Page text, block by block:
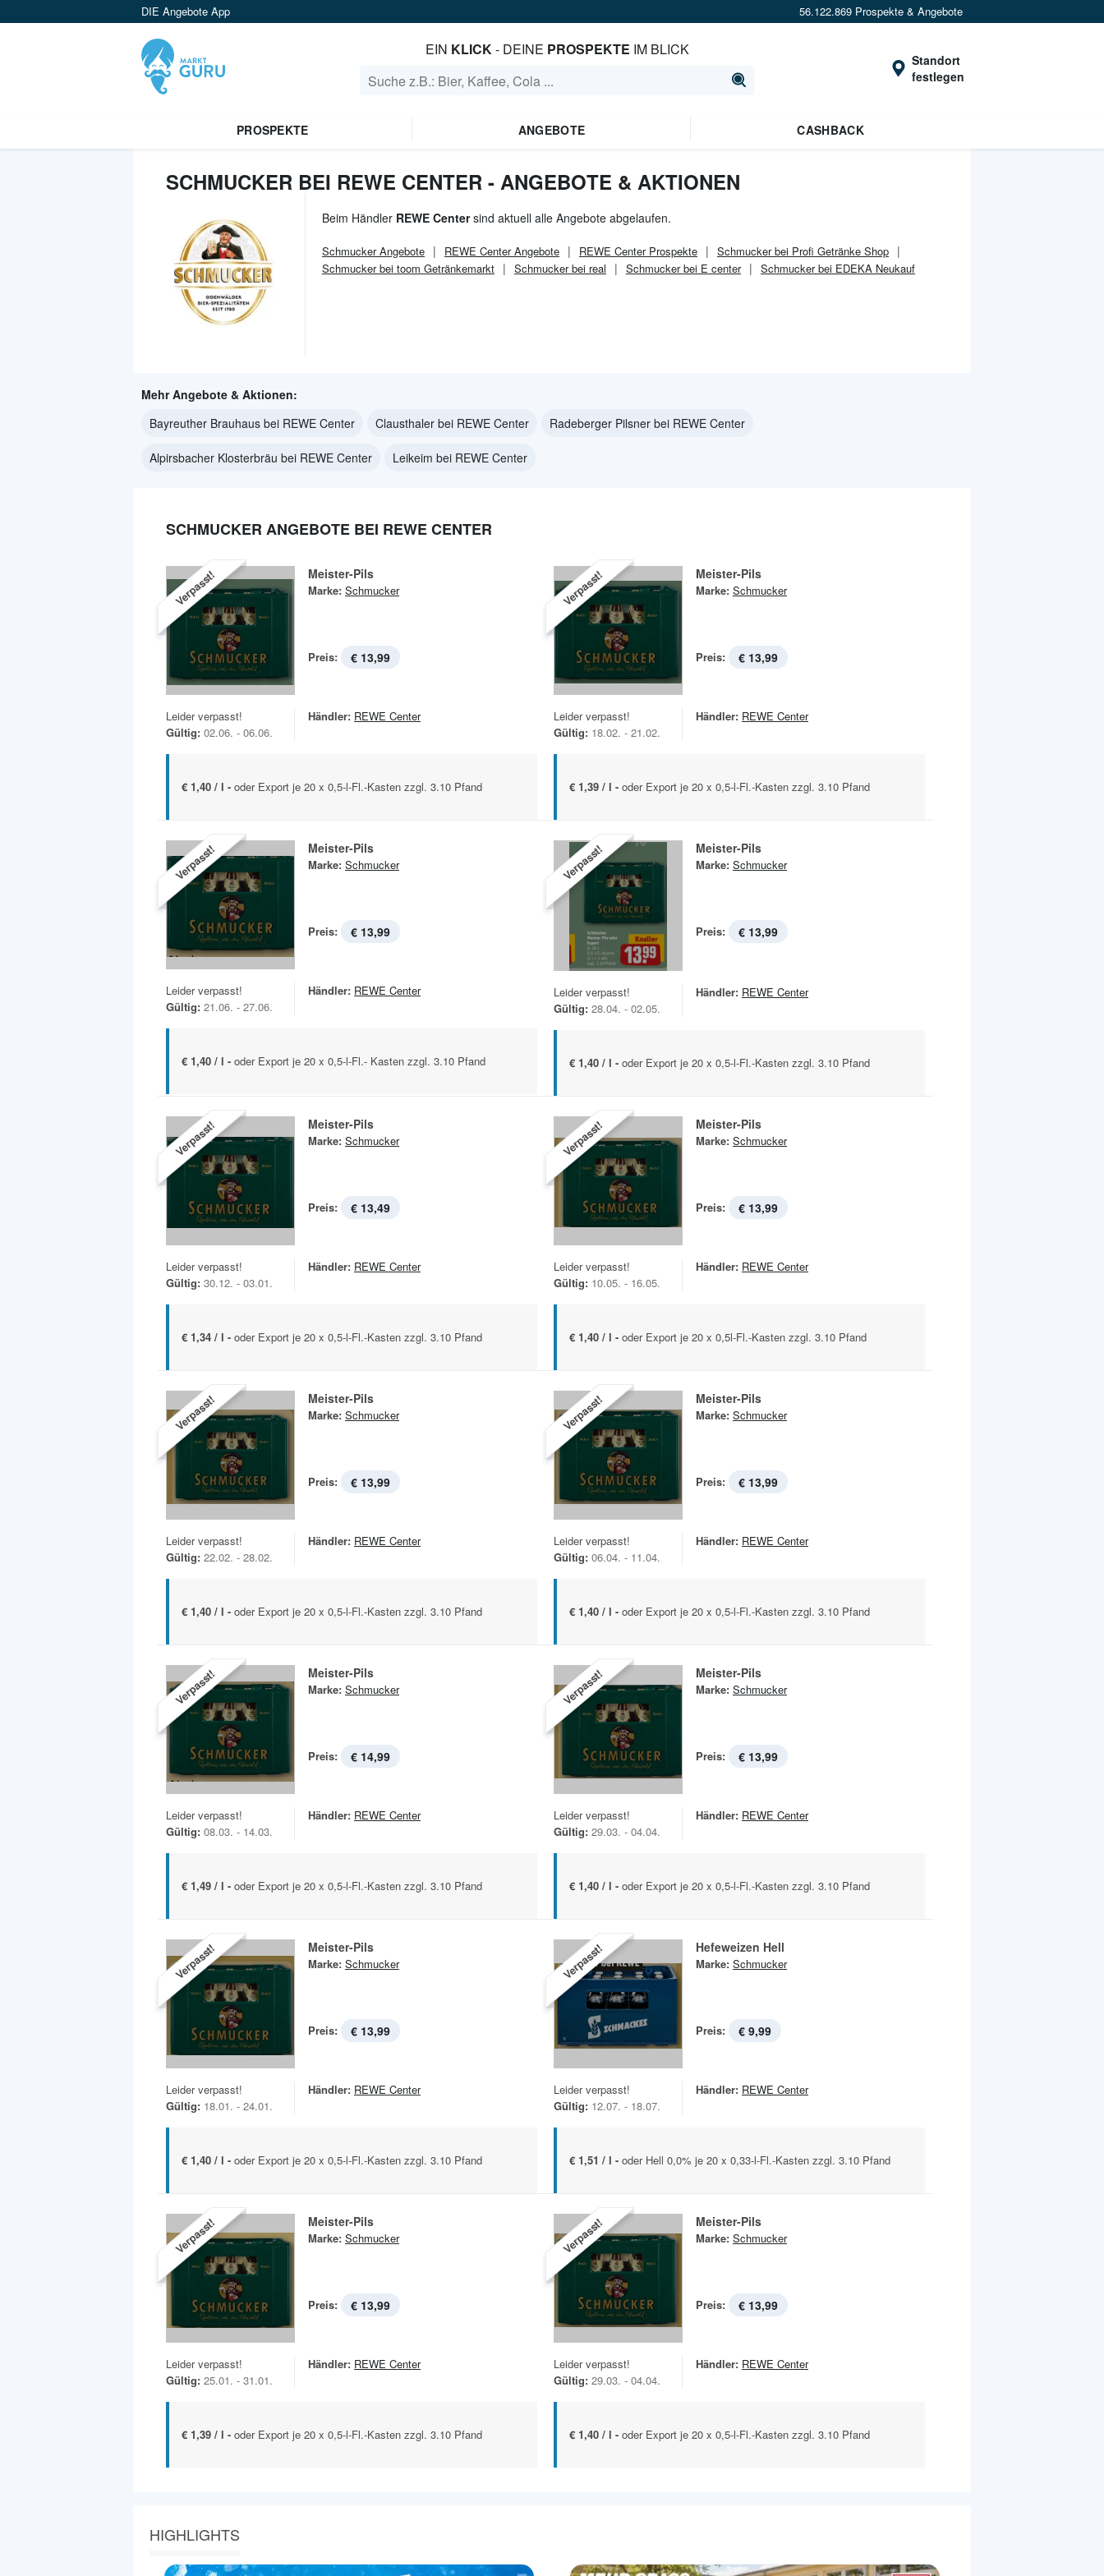
DIE Angebote App 56.122.869 Prospekte & Angebote
EIN KLICK- DEINE PROSPEKTE IM BLICK
Standort
festlegen
PROSPEKTE ANGEBOTE CASHBACK
SCHMUCKER BEI REWE CENTER - ANGEBOTE & AKTIONEN
Beim Händler REWE Centersind aktuell alle Angebote abgelaufen.
SchmuckerAngebote REWE CenterAngebote REWE CenterProspekte
Schmucker bei Profi Getränke Shop
Schmucker bei toom Getränkemarkt
Schmucker bei real Schmucker bei E center Schmucker bei EDEKA Neukauf
Mehr Angebote & Aktionen:
Bayreuther Brauhaus bei REWE Center
Clausthaler bei REWE Center Radeberger Pilsner bei REWE Center
Alpirsbacher Klosterbräu bei REWE Center Leikeim bei REWE Center
SCHMUCKER ANGEBOTE BEI REWE CENTER
Verpasst! Meister-Pils
Marke: Schmucker
Preis: € 13,99
Leider verpasst!
Gültig: 02.06. - 06.06.
Händler: REWE Center
€ 1,40 / l - oder Export je 20 x 0,5-l-Fl.-Kasten zzgl. 3.10 Pfand
Verpasst! Meister-Pils
Marke: Schmucker
Preis: € 13,99
Leider verpasst!
Gültig: 18.02. - 21.02.
Händler: REWE Center
€ 1,39 / l - oder Export je 20 x 0,5-l-Fl.-Kasten zzgl. 3.10 Pfand
Verpasst! Meister-Pils
Marke: Schmucker
Preis: € 13,99
Leider verpasst!
Gültig: 21.06. - 27.06.
Händler: REWE Center
€ 1,40 / l - oder Export je 20 x 0,5-l-Fl.- Kasten zzgl. 3.10 Pfand
Verpasst! Meister-Pils
Marke: Schmucker
Preis: € 13,99
Leider verpasst!
Gültig: 28.04. - 02.05.
Händler: REWE Center
€ 1,40 / l - oder Export je 20 x 0,5-l-Fl.-Kasten zzgl. 3.10 Pfand
Verpasst! Meister-Pils
Marke: Schmucker
Preis: € 13,49
Leider verpasst!
Gültig: 30.12. - 03.01.
Händler: REWE Center
€ 1,34 / l - oder Export je 20 x 0,5-l-Fl.-Kasten zzgl. 3.10 Pfand
Verpasst! Meister-Pils
Marke: Schmucker
Preis: € 13,99
Leider verpasst!
Gültig: 10.05. - 16.05.
Händler: REWE Center
€ 1,40 / l - oder Export je 20 x 0,5l-Fl.-Kasten zzgl. 3.10 Pfand
Verpasst! Meister-Pils
Marke: Schmucker
Preis: € 13,99
Leider verpasst!
Gültig: 22.02. - 28.02.
Händler: REWE Center
€ 1,40 / l - oder Export je 20 x 0,5-l-Fl.-Kasten zzgl. 3.10 Pfand
Verpasst! Meister-Pils
Marke: Schmucker
Preis: € 13,99
Leider verpasst!
Gültig: 06.04. - 11.04.
Händler: REWE Center
€ 1,40 / l - oder Export je 20 x 0,5-l-Fl.-Kasten zzgl. 3.10 Pfand
Verpasst! Meister-Pils
Marke: Schmucker
Preis: € 14,99
Leider verpasst!
Gültig: 08.03. - 14.03.
Händler: REWE Center
€ 1,49 / l - oder Export je 20 x 0,5-l-Fl.-Kasten zzgl. 3.10 Pfand
Verpasst! Meister-Pils
Marke: Schmucker
Preis: € 13,99
Leider verpasst!
Gültig: 29.03. - 04.04.
Händler: REWE Center
€ 1,40 / l - oder Export je 20 x 0,5-l-Fl.-Kasten zzgl. 3.10 Pfand
Verpasst! Meister-Pils
Marke: Schmucker
Preis: € 13,99
Leider verpasst!
Gültig: 18.01. - 24.01.
Händler: REWE Center
€ 1,40 / l - oder Export je 20 x 0,5-l-Fl.-Kasten zzgl. 3.10 Pfand
Verpasst! Hefeweizen Hell
Marke: Schmucker
Preis: € 9,99
Leider verpasst!
Gültig: 12.07. - 18.07.
Händler: REWE Center
€ 1,51 / l - oder Hell 0,0% je 20 x 0,33-l-Fl.-Kasten zzgl. 3.10 Pfand
Verpasst! Meister-Pils
Marke: Schmucker
Preis: € 13,99
Leider verpasst!
Gültig: 25.01. - 31.01.
Händler: REWE Center
€ 1,39 / l - oder Export je 20 x 0,5-l-Fl.-Kasten zzgl. 3.10 Pfand
Verpasst! Meister-Pils
Marke: Schmucker
Preis: € 13,99
Leider verpasst!
Gültig: 29.03. - 04.04.
Händler: REWE Center
€ 1,40 / l - oder Export je 20 x 0,5-l-Fl.-Kasten zzgl. 3.10 Pfand
HIGHLIGHTS